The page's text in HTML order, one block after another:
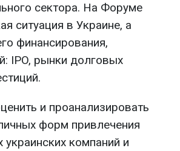
сектора. На Форуме
ситуация в Украине, а
финансирования,
IPO, рынки долговых
и проанализировать
форм привлечения
украинских компаний и